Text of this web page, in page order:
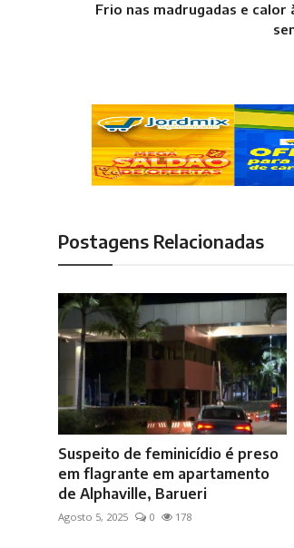
Frio nas madrugadas e calor
Postagens Relacionadas
Suspeito de feminicídio é preso
em flagrante em apartamento
de Alphaville, Barueri
Agosto 5, 2025 0 178